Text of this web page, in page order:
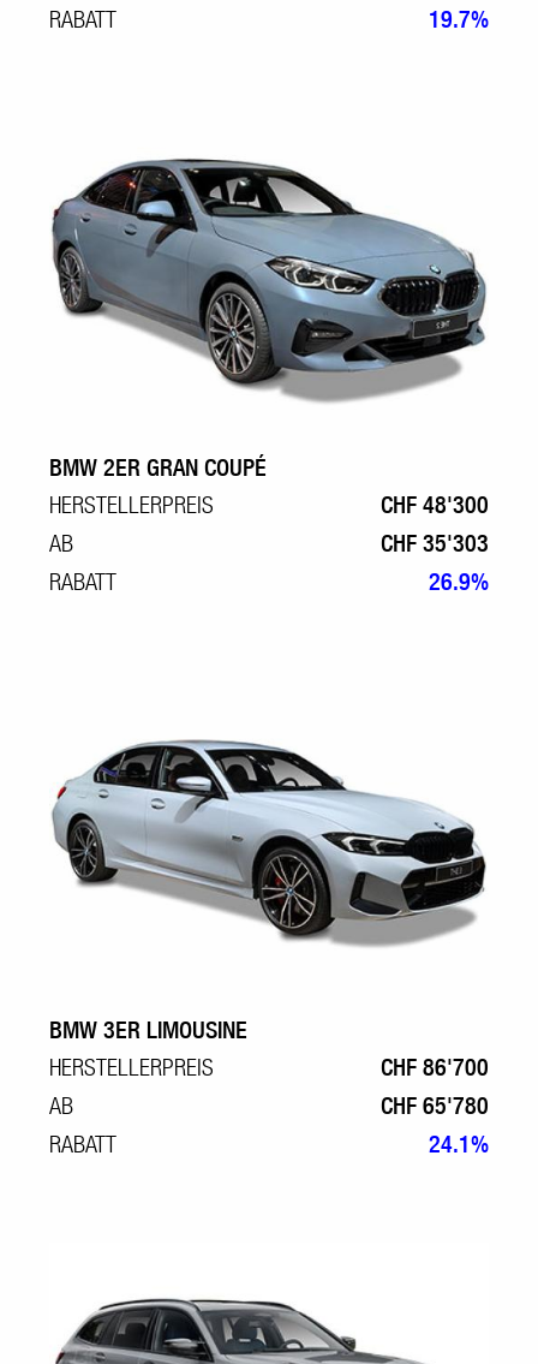
RABATT
19.7%
BMW 2ER GRAN COUPÉ
HERSTELLERPREIS
CHF 48'300
AB
CHF 35'303
RABATT
26.9%
BMW 3ER LIMOUSINE
HERSTELLERPREIS
CHF 86'700
AB
CHF 65'780
RABATT
24.1%